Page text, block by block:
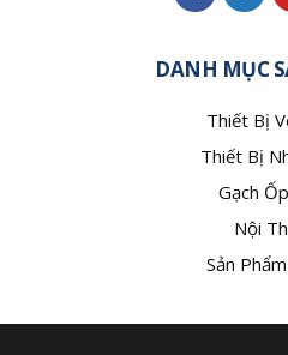
DANH MỤC
Thiết Bị
Thiết Bị
Gạch
Nội
Sản